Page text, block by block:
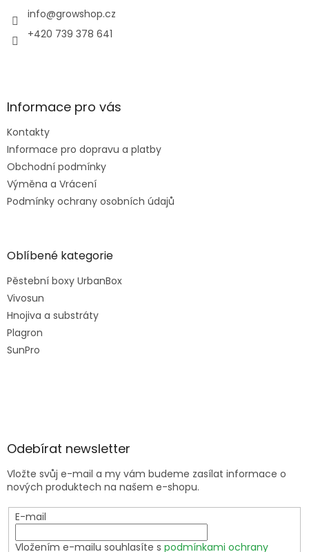
info@growshop.cz
+420 739 378 641
Informace pro vás
Kontakty
Informace pro dopravu a platby
Obchodní podmínky
Výměna a Vrácení
Podmínky ochrany osobních údajů
Oblíbené kategorie
Pěstební boxy UrbanBox
Vivosun
Hnojiva a substráty
Plagron
SunPro
Odebírat newsletter
Vložte svůj e-mail a my vám budeme zasílat informace o
nových produktech na našem e-shopu.
E-mail
Vložením e-mailu souhlasíte s podmínkami ochrany